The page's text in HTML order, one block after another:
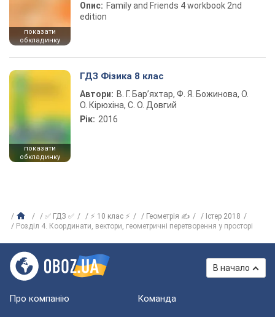
показати
обкладинку
Опис: Family and Friends 4 workbook 2nd
edition
показати
обкладинку
ГДЗ Фізика 8 клас
Автори: В. Г. Бар’яхтар, Ф. Я. Божинова, О.
О. Кірюхіна, С. О. Довгий
Рік: 2016
✅ ГДЗ ✅ ⚡ 10 клас ⚡ Геометрія ✍
Істер 2018
Розділ 4. Координати, вектори, геометричні перетворення у просторі
В начало
Про компанію Команда